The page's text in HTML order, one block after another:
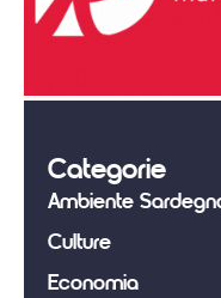
Categorie
Ambiente
Culture
Economia